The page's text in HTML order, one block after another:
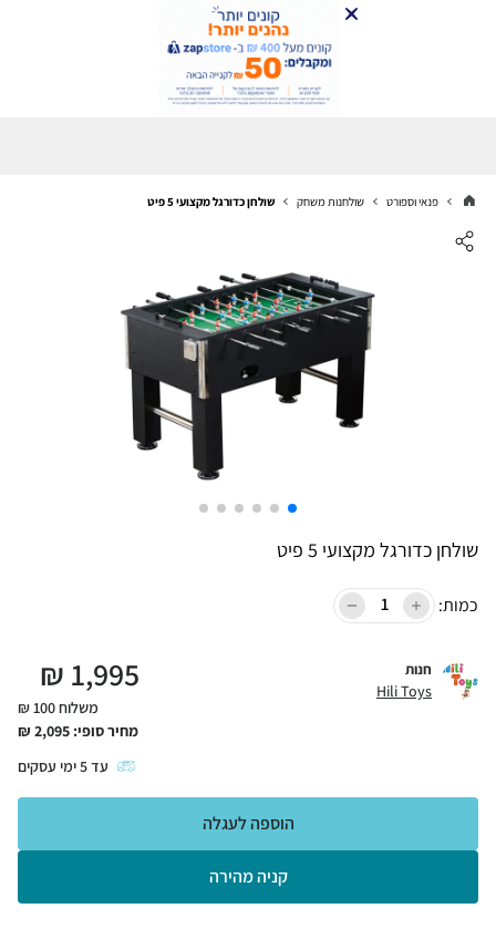
פנאי וספורט שולחנות משחק שולחן כדורגל מקצועי 5 פיט
שולחן כדורגל מקצועי 5 פיט
כמות:
חנות
Hili Toys
1,995
₪
משלוח 100 ₪
מחיר סופי: 2,095
₪
עד5ימי עסקים
קניה מהירה
הוספה לעגלה